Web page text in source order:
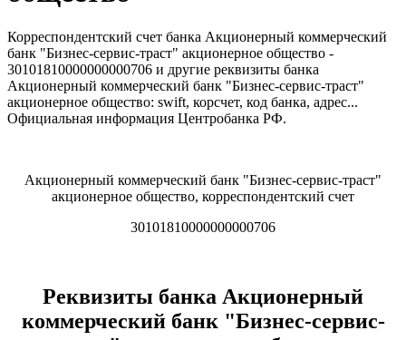
Корреспондентский счет банка Акционерный коммерческий
банк "Бизнес-сервис-траст" акционерное общество -
30101810000000000706 и другие реквизиты банка
Акционерный коммерческий банк "Бизнес-сервис-траст"
акционерное общество: swift, корсчет, код банка, адрес...
Официальная информация Центробанка РФ.
Акционерный коммерческий банк "Бизнес-сервис-траст"
акционерное общество, корреспондентский счет
30101810000000000706
Реквизиты банка Акционерный
коммерческий банк "Бизнес-сервис-